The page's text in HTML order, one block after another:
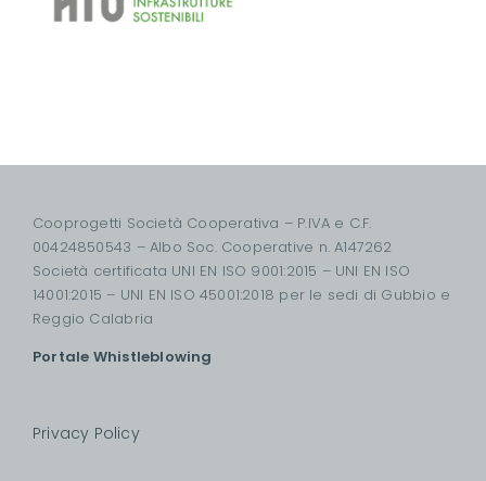
Cooprogetti Società Cooperativa – P.IVA e C.F.
00424850543 – Albo Soc. Cooperative n. A147262
Società certificata UNI EN ISO 9001:2015 – UNI EN ISO
14001:2015 – UNI EN ISO 45001:2018 per le sedi di Gubbio e
Reggio Calabria
Portale Whistleblowing
Privacy Policy